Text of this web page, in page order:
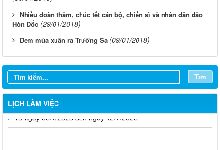
​Nhiều đoàn thăm, chúc tết cán bộ, chiến sĩ và nhân dân đảo
Hòn Đốc (29/01/2018)
​Đem mùa xuân ra Trường Sa (09/01/2018)
Tìm
LỊCH LÀM VIỆC
Từ ngày 20/7/2026 đến ngày 26/7/2026
Từ ngày 13/7/2026 đến ngày 18/7/2026
Từ ngày 06/7/2026 đến ngày 12/7/2026